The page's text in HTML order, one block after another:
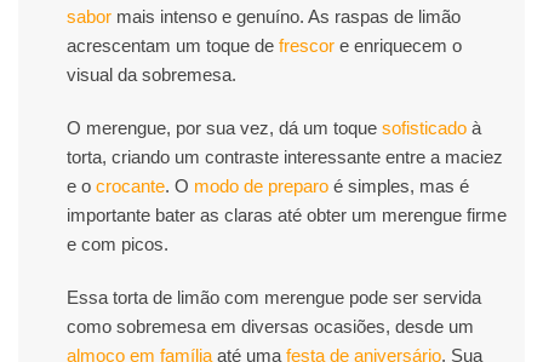
sabor mais intenso e genuíno. As raspas de limão
acrescentam um toque de frescor e enriquecem o
visual da sobremesa.
O merengue, por sua vez, dá um toque sofisticado à
torta, criando um contraste interessante entre a maciez
e o crocante. O modo de preparo é simples, mas é
importante bater as claras até obter um merengue firme
e com picos.
Essa torta de limão com merengue pode ser servida
como sobremesa em diversas ocasiões, desde um
almoço em família até uma festa de aniversário. Sua